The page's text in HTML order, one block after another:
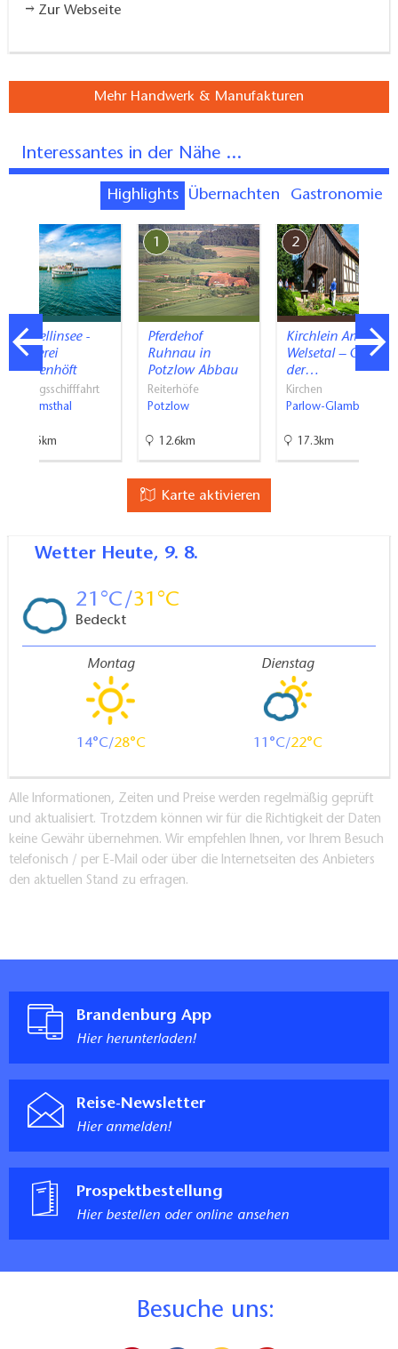
Zur Webseite
Mehr Handwerk & Manufakturen
Interessantes in der Nähe ...
Highlights Übernachten Gastronomie
Werbellinsee -
Reederei
Wiedenhöft
Ausflugsschifffahrt
Joachimsthal
19.5km
1
Pferdehof
Ruhnau in
Potzlow Abbau
Reiterhöfe
Potzlow
12.6km
2
Kirchlein Am
Welsetal – Ort
der…
Kirchen
Parlow-Glambeck
17.3km
Karte aktivieren
Wetter Heute, 9. 8.
21 31
Bedeckt
Montag
14 28
Dienstag
11 22
Alle Informationen, Zeiten und Preise werden regelmäßig geprüft
und aktualisiert. Trotzdem können wir für die Richtigkeit der Daten
keine Gewähr übernehmen. Wir empfehlen Ihnen, vor Ihrem Besuch
telefonisch / per E-Mail oder über die Internetseiten des Anbieters
den aktuellen Stand zu erfragen.
Brandenburg App
Hier herunterladen!
Reise-Newsletter
Hier anmelden!
Prospektbestellung
Hier bestellen oder online ansehen
Besuche uns: